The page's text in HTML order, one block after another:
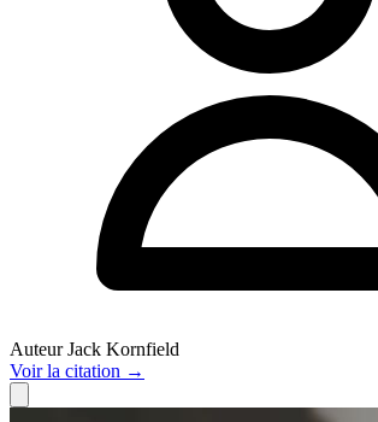
Auteur Jack Kornfield
Voirla citation →